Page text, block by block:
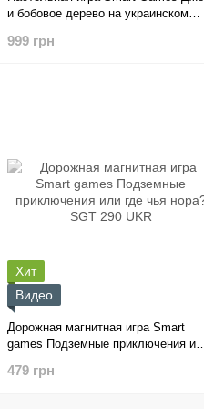
и бобовое дерево на украинском
999 грн
Хит
Видео
Дорожная магнитная игра Smart
games Подземные приключения или
479 грн